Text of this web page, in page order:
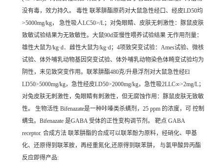
没有毒，效力持久。 毒性 联苯肼酯原药对大鼠急性经口、经皮LD50均
>5000mg/kg， 急性吸人LC50>/L；对兔眼睛、皮肤无刺激性：豚鼠皮肤
致敏试验结果为无致敏性。大鼠90d亚慢性喂养试验结果 无作用剂量：
雄性大鼠为/kg·d．雌性大鼠为/kg·d；4项致突变试验：Ames试验、微核
试验、体外哺乳动物基因突变试验、体外哺乳动物染色体畸变试验均为
阴性，未见致突变作用。联苯肼酯480克/升悬浮剂对大鼠急性经El
LD50>5000mg/kg，急性经皮LD50>2000mg/kg，急性吸2LLC∞>2mg/L；
对兔皮肤无刺激性，兔眼睛有刺激性，但无腐蚀作用：豚鼠皮肤无致敏
性。 生物活性 Bifenazate是一种咔嗪类杀螨剂，25 ppm 的浓度，可 控制
螨虫。Bifenazate 是GABA 受体的正性变构调节剂。 靶点 GABA
receptor. 合成方法 联苯肼酯的合成可以联苯酚为原料，经硝化、甲基
化、还原得到联苯胺，再经重氮化,还原得到联苯肼， 与氯甲酸异丙酯
反应即得产品: